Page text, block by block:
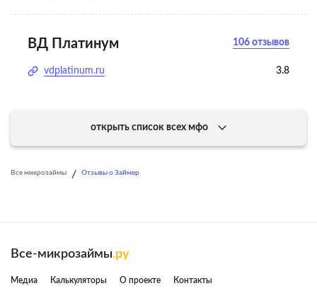
ВД Платинум 106 отзывов
vdplatinum.ru 3.8
открыть список всех мфо
Все микрозаймы / Отзывы о Займер
Все-микрозаймы.ру
Медиа Калькуляторы О проекте Контакты